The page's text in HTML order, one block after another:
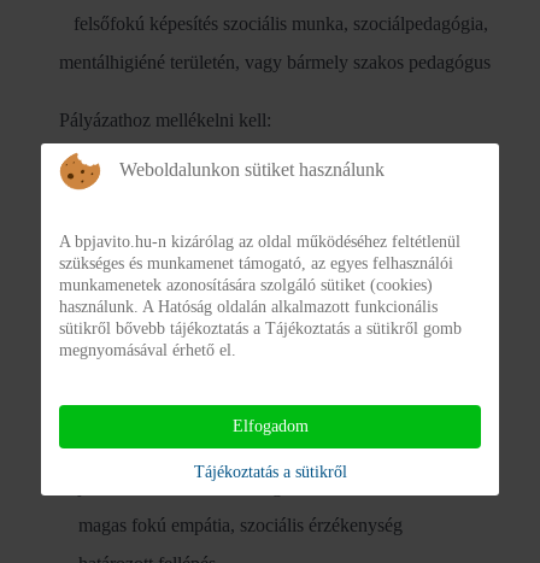
felsőfokú képesítés szociális munka, szociálpedagógia,
mentálhigiéné területén, vagy bármely szakos pedagógus
Pályázathoz mellékelni kell:
szakmai önéletrajzot,
Állás betöltéséhez szükséges:
pszichológiai vizsgálat
jó kommunikációs készség
magas fokú empátia, szociális érzékenység
Weboldalunkon sütiket használunk
A bpjavito.hu-n kizárólag az oldal működéséhez feltétlenül
szükséges és munkamenet támogató, az egyes felhasználói
munkamenetek azonosítására szolgáló sütiket (cookies)
használunk. A Hatóság oldalán alkalmazott funkcionális
sütikről bővebb tájékoztatás a Tájékoztatás a sütikről gomb
megnyomásával érhető el.
Elfogadom
Tájékoztatás a sütikről